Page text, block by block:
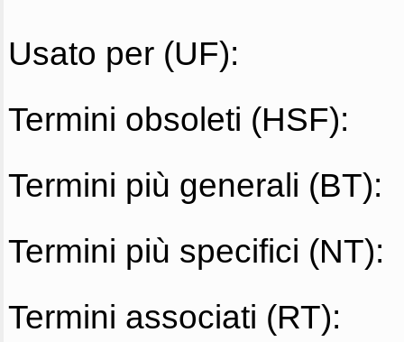
Usato per (UF):
Termini obsoleti (HSF):
Termini più generali (BT):
Termini più specifici (NT):
Termini associati (RT):